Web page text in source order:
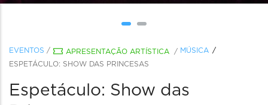
EVENTOS / APRESENTAÇÃO ARTÍSTICA / MÚSICA
ESPETÁCULO: SHOW DAS PRINCESAS
Espetáculo: Show das